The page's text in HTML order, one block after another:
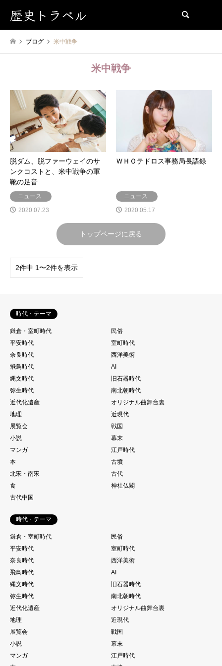
歴史トラベル
ブログ 米中戦争
米中戦争
脱ダム、脱ファーウェイのサ
ンクコストと、米中戦争の軍
靴の足音
ニュース
2020.07.23
ＷＨＯテドロス事務局長語録
ニュース
2020.05.17
トップページに戻る
2件中 1〜2件を表示
時代・テーマ
鎌倉・室町時代
民俗
平安時代
室町時代
奈良時代
西洋美術
飛鳥時代
AI
縄文時代
旧石器時代
弥生時代
南北朝時代
近代化遺産
オリジナル曲舞台裏
地理
近現代
展覧会
戦国
小説
幕末
マンガ
江戸時代
本
古墳
北宋・南宋
古代
食
神社仏閣
古代中国
時代・テーマ
鎌倉・室町時代
民俗
平安時代
室町時代
奈良時代
西洋美術
飛鳥時代
AI
縄文時代
旧石器時代
弥生時代
南北朝時代
近代化遺産
オリジナル曲舞台裏
地理
近現代
展覧会
戦国
小説
幕末
マンガ
江戸時代